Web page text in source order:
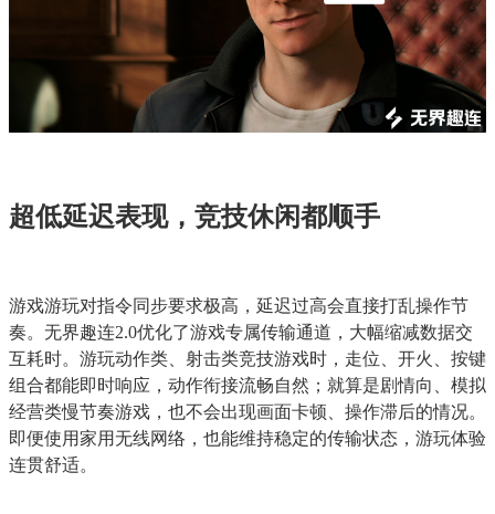
超低延迟表现，竞技休闲都顺手
游戏游玩对指令同步要求极高，延迟过高会直接打乱操作节
奏。无界趣连2.0优化了游戏专属传输通道，大幅缩减数据交
互耗时。游玩动作类、射击类竞技游戏时，走位、开火、按键
组合都能即时响应，动作衔接流畅自然；就算是剧情向、模拟
经营类慢节奏游戏，也不会出现画面卡顿、操作滞后的情况。
即便使用家用无线网络，也能维持稳定的传输状态，游玩体验
连贯舒适。